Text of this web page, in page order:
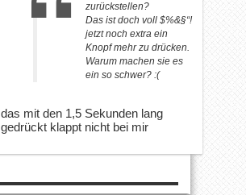
zurückstellen?
Das ist doch voll $%&§“!
jetzt noch extra ein
Knopf mehr zu drücken.
Warum machen sie es
ein so schwer? :(
das mit den 1,5 Sekunden lang
gedrückt klappt nicht bei mir